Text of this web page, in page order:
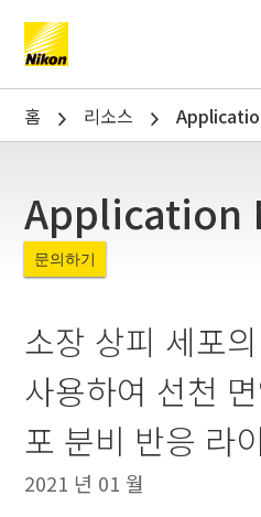
Search keyword(s)
홈 리소스
Application
문의하기
소장 상피 세포
사용하여 선천
포 분비 반응 라
2021 년 01 월